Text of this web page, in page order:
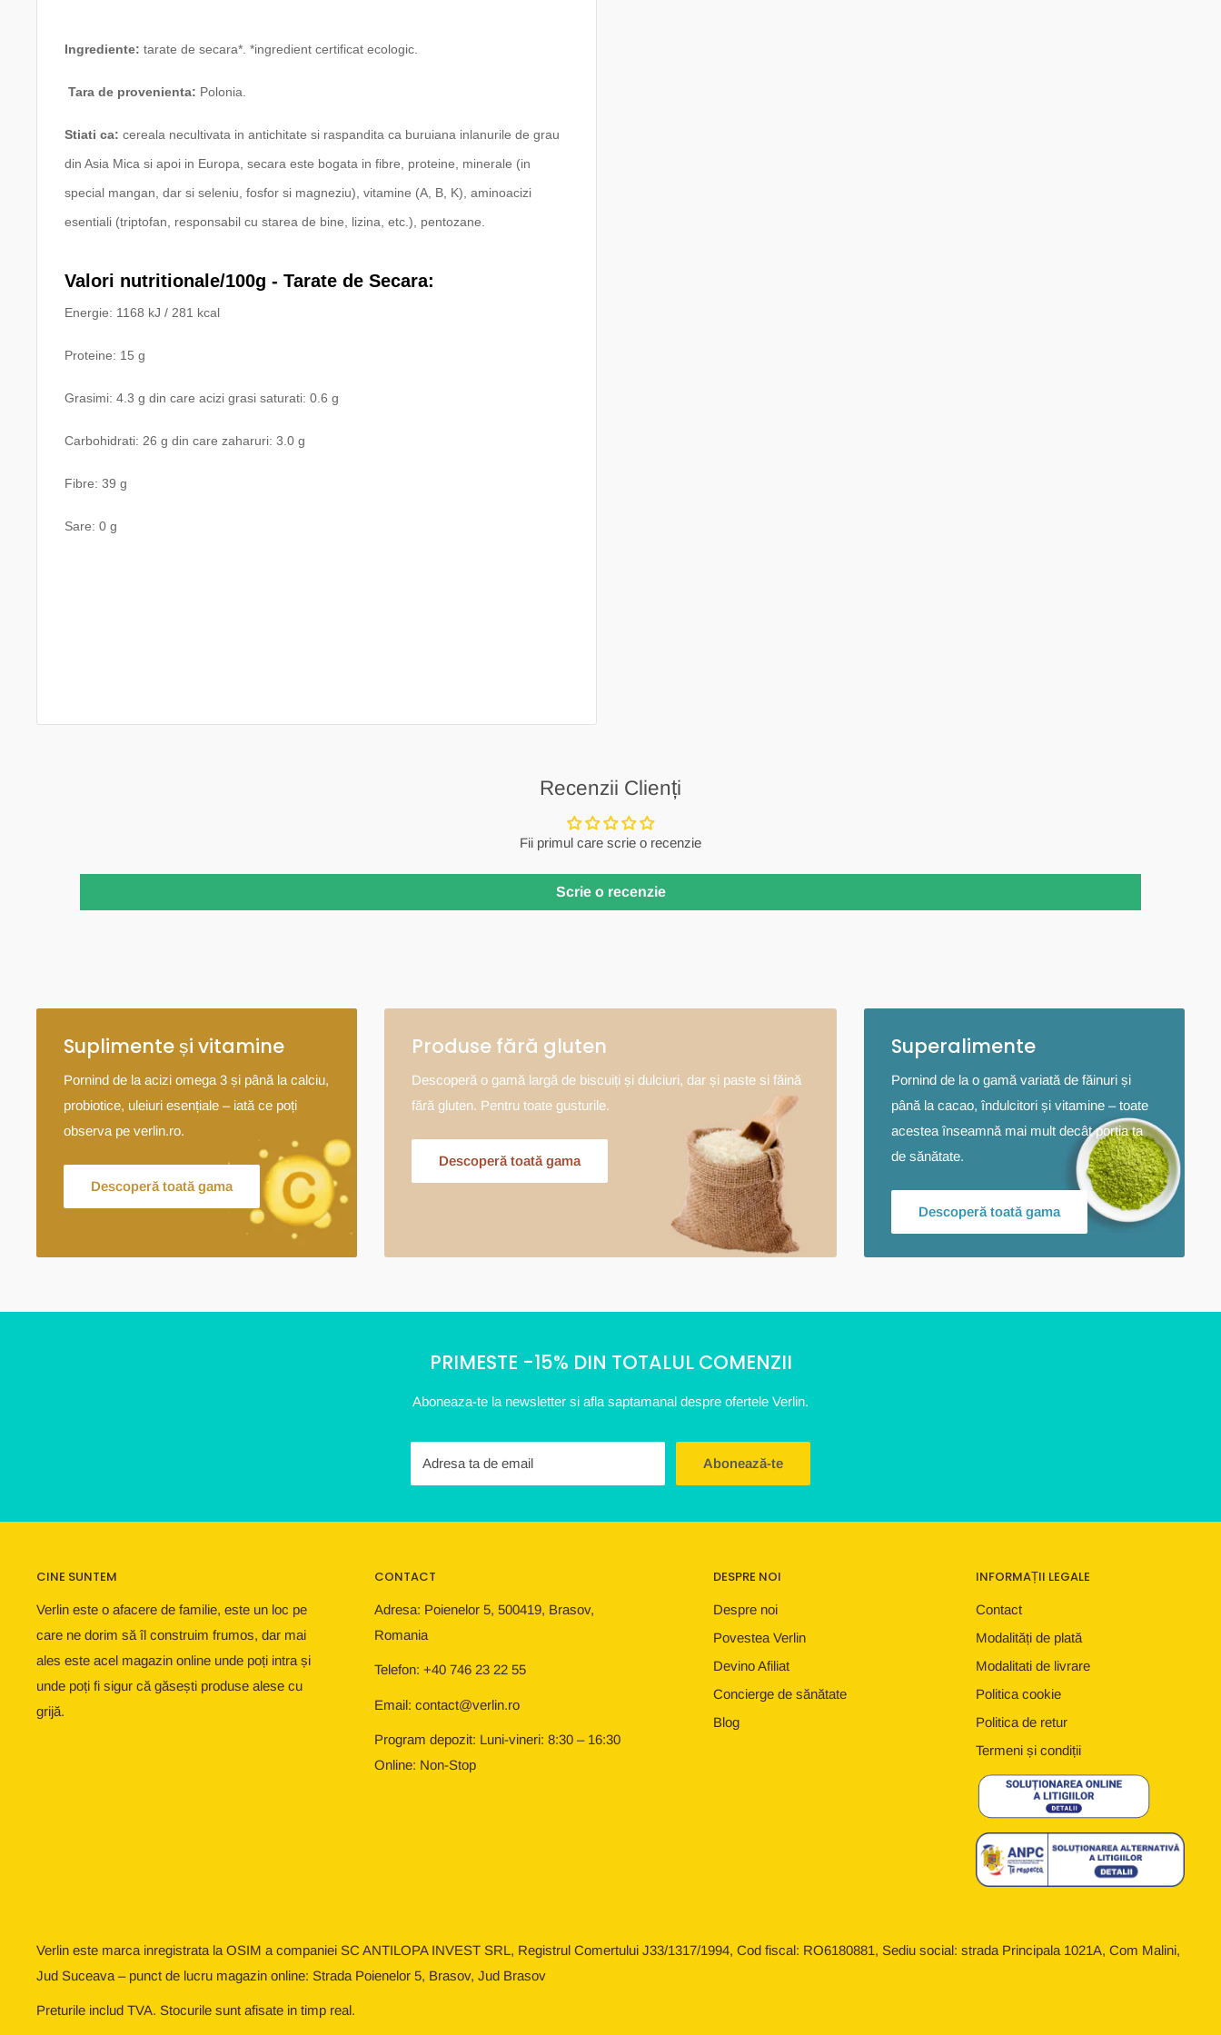
Ingrediente: tarate de secara*. *ingredient certificat ecologic
Tara de provenienta: Polonia.
Stiati ca: cereala necultivata in antichitate si raspandita ca buruiana inlanurile de grau
din Asia Mica si apoi in Europa, secara este bogata in fibre, proteine, minerale (in
special mangan, dar si seleniu, fosfor si magneziu), vitamine (A, B, K), aminoacizi
esentiali (triptofan, responsabil cu starea de bine, lizina, etc.), pentozane.
Valori nutritionale/100g - Tarate de Secara:
Energie: 1168 kJ / 281 kcal
Proteine: 15 g
Grasimi: 4.3 g din care acizi grasi saturati: 0.6 g
Carbohidrati: 26 g din care zaharuri: 3.0 g
Fibre: 39 g
Sare: 0 g
Recenzii Clienți
Fii primul care scrie o recenzie
Scrie o recenzie
Suplimente și vitamine
Pornind de la acizi omega 3 și până la calciu,
probiotice, uleiuri esențiale – iată ce poți
observa pe verlin.ro.
Descoperă toată gama
Produse fără gluten
Descoperă o gamă largă de biscuiți și dulciuri, dar și paste si făină
fără gluten. Pentru toate gusturile.
Descoperă toată gama
Superalimente
Pornind de la o gamă variată de făinuri și
până la cacao, îndulcitori și vitamine – toate
acestea înseamnă mai mult decât porția ta
de sănătate.
Descoperă toată gama
PRIMESTE -15% DIN TOTALUL COMENZII
Aboneaza-te la newsletter si afla saptamanal despre ofertele Verlin.
Adresa ta de email Abonează-te
CINE SUNTEM
Verlin este o afacere de familie, este un loc pe
care ne dorim să îl construim frumos, dar mai
ales este acel magazin online unde poți intra și
unde poți fi sigur că găsești produse alese cu
grijă.
CONTACT
Adresa: Poienelor 5, 500419, Brasov,
Romania
Telefon: +40 746 23 22 55
Email: contact@verlin.ro
Program depozit: Luni-vineri: 8:30 – 16:30
Online: Non-Stop
DESPRE NOI
Despre noi
Povestea Verlin
Devino Afiliat
Concierge de sănătate
Blog
INFORMAȚII LEGALE
Contact
Modalități de plată
Modalitati de livrare
Politica cookie
Politica de retur
Termeni și condiții
Verlin este marca inregistrata la OSIM a companiei SC ANTILOPA INVEST SRL, Registrul Comertului J33/1317/1994, Cod fiscal: RO6180881, Sediu social: strada Principala 1021A, Com Malini,
Jud Suceava – punct de lucru magazin online: Strada Poienelor 5, Brasov, Jud Brasov
Preturile includ TVA. Stocurile sunt afisate in timp real.